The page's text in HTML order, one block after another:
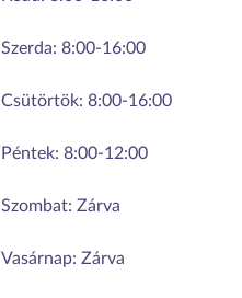
Szerda: 8:00-16:00
Csütörtök: 8:00-16:00
Péntek: 8:00-12:00
Szombat: Zárva
Vasárnap: Zárva